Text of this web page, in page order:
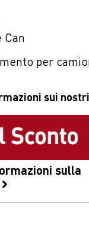
Can
per
sui
sulla